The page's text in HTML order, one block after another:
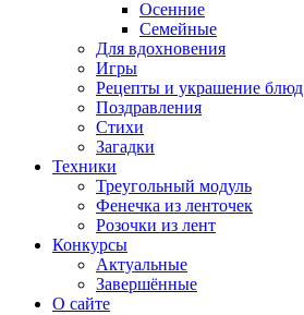
Осенние
Семейные
Для вдохновения
Игры
Рецепты и украшение блюд
Поздравления
Стихи
Загадки
Техники
Треугольный модуль
Фенечка из ленточек
Розочки из лент
Конкурсы
Актуальные
Завершённые
О сайте